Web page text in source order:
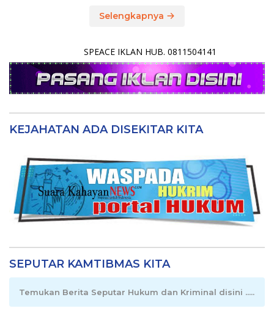
Selengkapnya
SPEACE IKLAN HUB. 0811504141
KEJAHATAN ADA DISEKITAR KITA
SEPUTAR KAMTIBMAS KITA
Temukan Berita Seputar Hukum dan Kriminal disini .....